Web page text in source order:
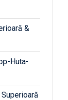
&
Huta-